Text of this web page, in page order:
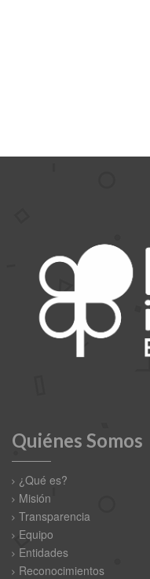
Quiénes Somos
¿Qué es?
Misión
Transparencia
Equipo
Entidades
Reconocimientos